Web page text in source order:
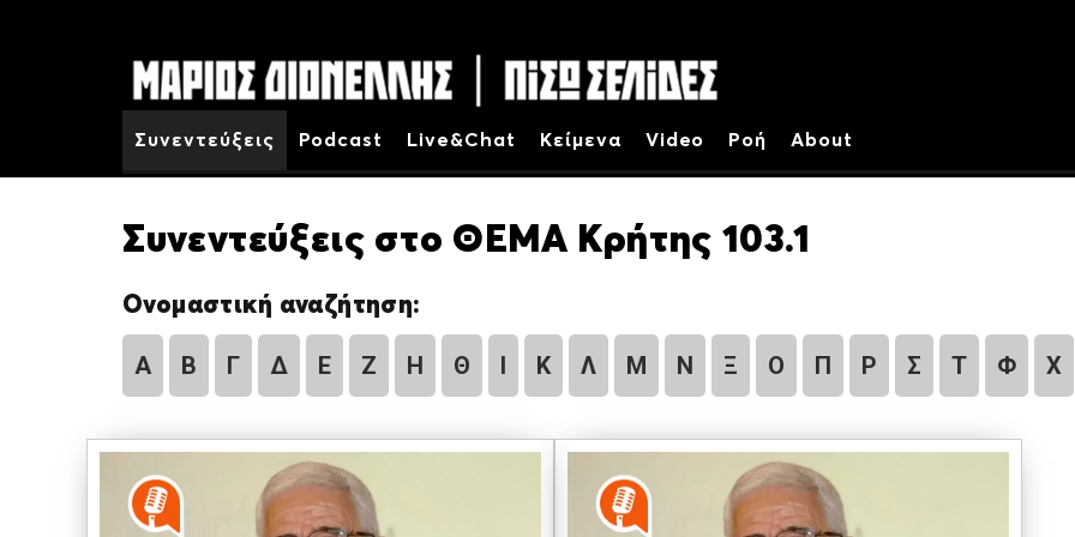
Συνεντεύξεις Podcast Live&Chat Κείμενα Video Ροή About
Συνεντεύξεις στο ΘΕΜΑ Κρήτης 103.1
Ονομαστική αναζήτηση:
Α Β Γ Δ Ε Ζ Η Θ Ι Κ Λ Μ Ν Ξ Ο Π Ρ Σ Τ Φ Χ